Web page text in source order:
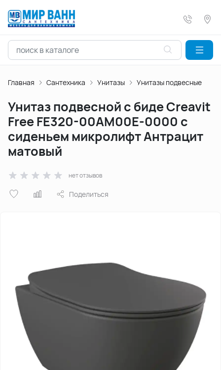
Главная Сантехника Унитазы Унитазы подвесные
Унитаз подвесной с биде Creavit
Free FE320-00AM00E-0000 с
сиденьем микролифт Антрацит
матовый
нет отзывов
Поделиться